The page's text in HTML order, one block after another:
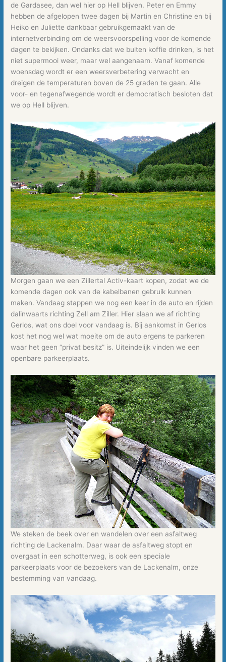
de Gardasee, dan wel hier op Hell blijven. Peter en Emmy
hebben de afgelopen twee dagen bij Martin en Christine en bij
Heiko en Juliette dankbaar gebruikgemaakt van de
internetverbinding om de weersvoorspelling voor de komende
dagen te bekijken. Ondanks dat we buiten koffie drinken, is het
niet supermooi weer, maar wel aangenaam. Vanaf komende
woensdag wordt er een weersverbetering verwacht en
dreigen de temperaturen boven de 25 graden te gaan. Alle
voor- en tegenafwegende wordt er democratisch besloten dat
we op Hell blijven.
Morgen gaan we een Zillertal Activ-kaart kopen, zodat we de
komende dagen ook van de kabelbanen gebruik kunnen
maken. Vandaag stappen we nog een keer in de auto en rijden
dalinwaarts richting Zell am Ziller. Hier slaan we af richting
Gerlos, wat ons doel voor vandaag is. Bij aankomst in Gerlos
kost het nog wel wat moeite om de auto ergens te parkeren
waar het geen “privat besitz” is. Uiteindelijk vinden we een
openbare parkeerplaats.
We steken de beek over en wandelen over een asfaltweg
richting de Lackenalm. Daar waar de asfaltweg stopt en
overgaat in een schotterweg, is ook een speciale
parkeerplaats voor de bezoekers van de Lackenalm, onze
bestemming van vandaag.